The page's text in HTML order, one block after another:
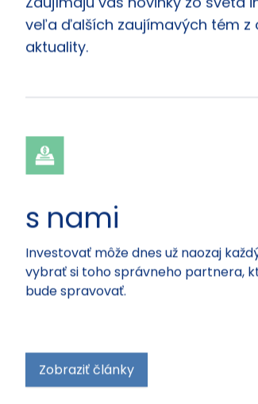
Články
Zaujímajú vás novinky zo sveta
veľa ďalších zaujímavých tém z
aktuality.
s nami
Investovať môže dnes už naozaj
vybrať si toho správneho partnera,
Zobraziť články